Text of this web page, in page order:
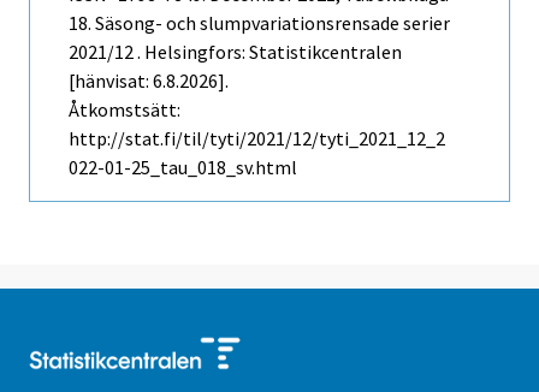
18. Säsong- och slumpvariationsrensade serier
2021/12 . Helsingfors: Statistikcentralen
[hänvisat: 6.8.2026].
Åtkomstsätt:
http://stat.fi/til/tyti/2021/12/tyti_2021_12_2
022-01-25_tau_018_sv.html